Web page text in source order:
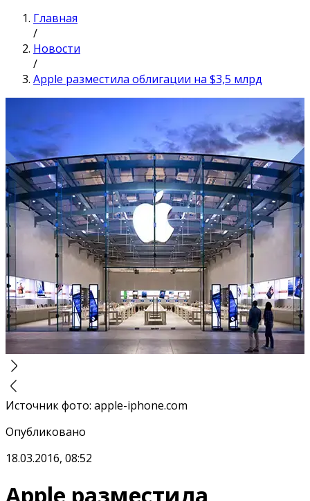
Главная
/
Новости
/
Apple разместила облигации на $3,5 млрд
Источник фото: apple-iphone.com
Опубликовано
18.03.2016, 08:52